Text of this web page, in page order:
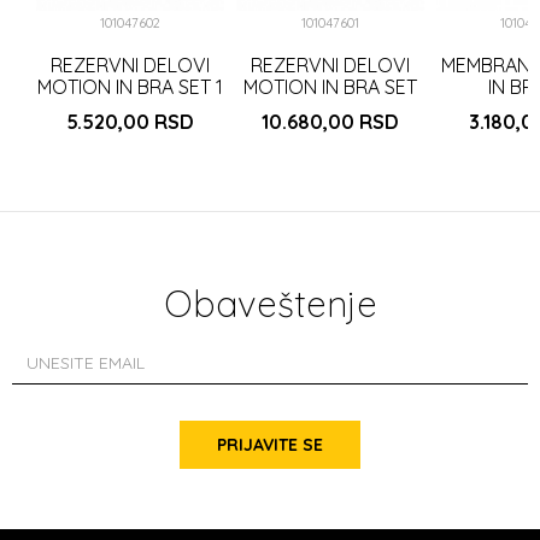
101047602
REZERVNI DELOVI
MOTION IN BRA SET 1
kom
5.520,00 RSD
101047601
REZERVNI DELOVI
MOTION IN BRA SET
2 kom
10.680,00 RSD
IN
Obaveštenje
PRIJAVITE SE